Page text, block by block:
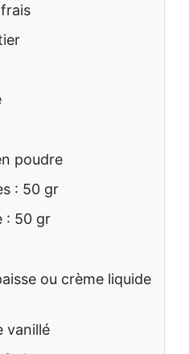
poudre
: 50 gr
: 50 gr
ou crème liquide
vanillé